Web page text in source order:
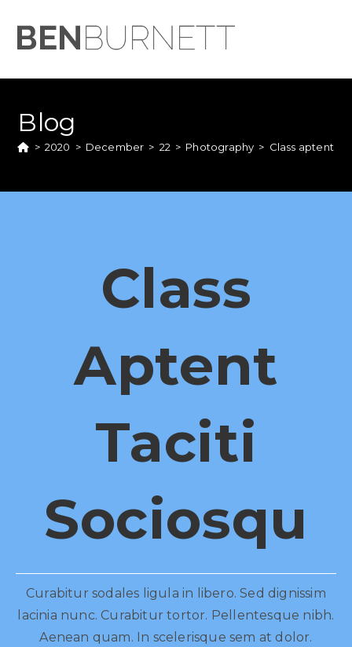
Blog
> 2020 > December > 22 > Photography > Class aptent
Class
Aptent
Taciti
Sociosqu
Curabitur sodales ligula in libero. Sed dignissim
lacinia nunc. Curabitur tortor. Pellentesque nibh.
Aenean quam. In scelerisque sem at dolor.